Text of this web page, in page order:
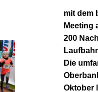
mit dem
Meeting
200
Die
Oktober